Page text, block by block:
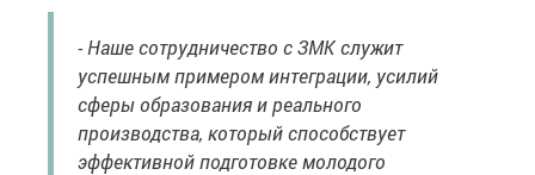
- Наше сотрудничество с ЗМК служит
успешным примером интеграции, усилий
сферы образования и реального
производства, который способствует
эффективной подготовке молодого